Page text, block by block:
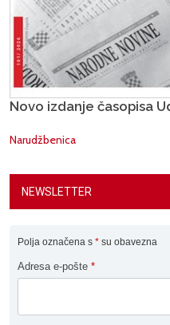
Novo izdanje časopisa
Narudžbenica
NEWSLETTER
Polja označena s * su obavezna
Adresa e-pošte *